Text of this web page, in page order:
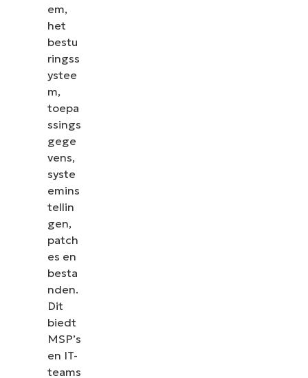
em,
het
bestu
ringss
ystee
m,
toepa
ssings
gege
vens,
syste
emins
tellin
gen,
patch
es en
besta
nden.
Dit
biedt
MSP’s
en IT-
teams